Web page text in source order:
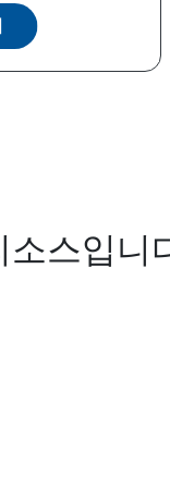
소스입니